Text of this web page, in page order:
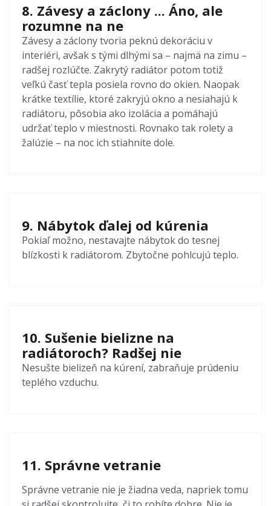
8. Závesy a záclony ... Áno, ale
rozumne na ne
Závesy a záclony tvoria peknú dekoráciu v
interiéri, avšak s tými dlhými sa – najmä na zimu –
radšej rozlúčte. Zakrytý radiátor potom totiž
veľkú časť tepla posiela rovno do okien. Naopak
krátke textílie, ktoré zakryjú okno a nesiahajú k
radiátoru, pôsobia ako izolácia a pomáhajú
udržať teplo v miestnosti. Rovnako tak rolety a
žalúzie – na noc ich stiahnite dole.
9. Nábytok ďalej od kúrenia
Pokiaľ možno, nestavajte nábytok do tesnej
blízkosti k radiátorom. Zbytočne pohlcujú teplo.
10. Sušenie bielizne na
radiátoroch? Radšej nie
Nesušte bielizeň na kúrení, zabraňuje prúdeniu
teplého vzduchu.
11. Správne vetranie
Správne vetranie nie je žiadna veda, napriek tomu